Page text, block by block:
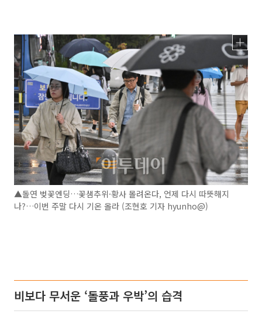
▲돌연 벚꽃엔딩…꽃샘추위·황사 몰려온다, 언제 다시 따뜻해지
나?…이번 주말 다시 기온 올라 (조현호 기자 hyunho@)
비보다 무서운 ‘돌풍과 우박’의 습격